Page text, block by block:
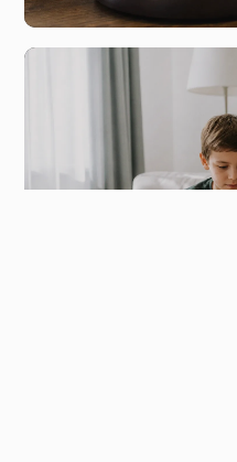
Почему соцсети должны
правовой информации